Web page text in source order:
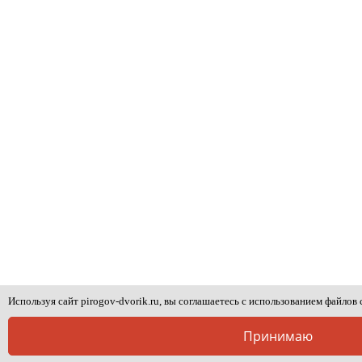
Используя сайт pirogov-dvorik.ru, вы соглашаетесь с использованием файлов
Принимаю